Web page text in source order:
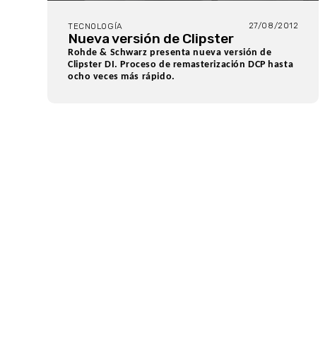
TECNOLOGÍA 27/08/2012
Nueva versión de Clipster
Rohde & Schwarz presenta nueva versión de
Clipster DI. Proceso de remasterización DCP hasta
ocho veces más rápido.